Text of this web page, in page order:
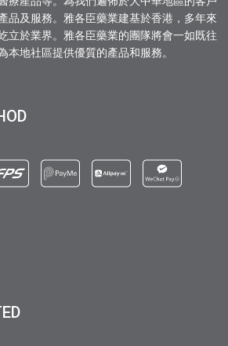
品及服務。雅各臣藥業建基於香港，多年來
立於業界。雅各臣藥業的團隊將會一如既往
本地社區提供優質的產品和服務。